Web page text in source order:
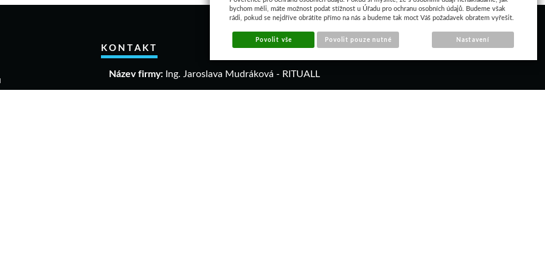
KONTAKT
Název firmy:Ing. Jaroslava Mudráková - RITUALL
bychom měli, máte možnost podat stížnost u Úřadu pro ochranu osobních údajů. Budeme však
rádi, pokud se nejdříve obrátíte přímo na nás a budeme tak moct Váš požadavek obratem vyřešit.
Povolit vše Povolit pouze nutné Nastavení